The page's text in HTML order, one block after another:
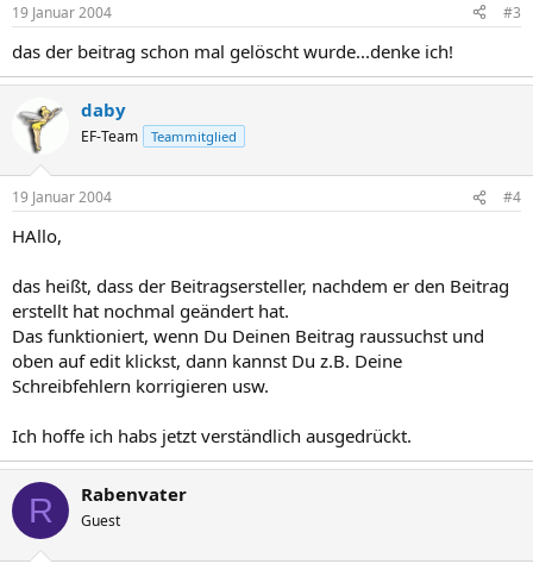
19 Januar 2004 #3
das der beitrag schon mal gelöscht wurde...denke ich!
daby
EF-Team Teammitglied
19 Januar 2004 #4
HAllo,
das heißt, dass der Beitragsersteller, nachdem er den Beitrag
erstellt hat nochmal geändert hat.
Das funktioniert, wenn Du Deinen Beitrag raussuchst und
oben auf edit klickst, dann kannst Du z.B. Deine
Schreibfehlern korrigieren usw.
Ich hoffe ich habs jetzt verständlich ausgedrückt.
R Rabenvater
Guest